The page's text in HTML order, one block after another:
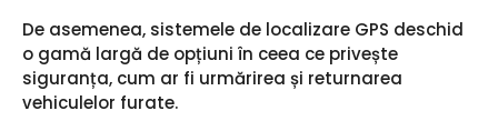
De asemenea, sistemele de localizare GPS deschid
o gamă largă de opțiuni în ceea ce privește
siguranța, cum ar fi urmărirea și returnarea
vehiculelor furate.